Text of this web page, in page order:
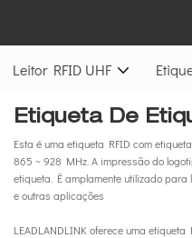
Leitor RFID UHF
Etiqueta De
Esta é uma etiqueta RFID com
865 ~ 928 MHz. A impressão do
etiqueta. É amplamente utilizado
e outras aplicações
LEADLANDLINK oferece uma